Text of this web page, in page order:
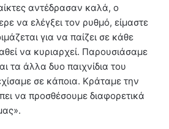
αντέδρασαν καλά, ο
να ελέγξει τον ρυθμό, είμαστε
για να παίζει σε κάθε
να κυριαρχεί. Παρουσιάσαμε
τα άλλα δυο παιχνίδια του
σε κάποια. Κράταμε την
να προσθέσουμε διαφορετικά